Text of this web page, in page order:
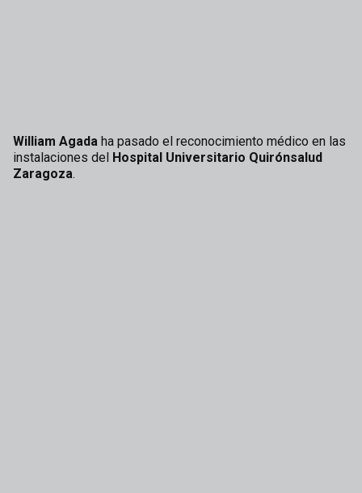
William Agada ha pasado el reconocimiento médico en las
instalaciones del Hospital Universitario Quirónsalud
Zaragoza.